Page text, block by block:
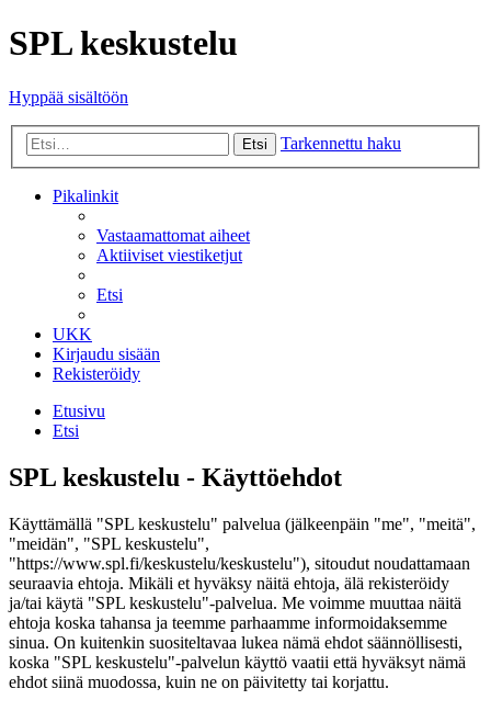
SPL keskustelu
Hyppää sisältöön
Etsi Tarkennettu haku
Pikalinkit
Vastaamattomat aiheet
Aktiiviset viestiketjut
Etsi
UKK
Kirjaudu sisään
Rekisteröidy
Etusivu
Etsi
SPL keskustelu - Käyttöehdot
Käyttämällä "SPL keskustelu" palvelua (jälkeenpäin "me", "meitä",
"meidän", "SPL keskustelu",
"https://www.spl.fi/keskustelu/keskustelu"), sitoudut noudattamaan
seuraavia ehtoja. Mikäli et hyväksy näitä ehtoja, älä rekisteröidy
ja/tai käytä "SPL keskustelu"-palvelua. Me voimme muuttaa näitä
ehtoja koska tahansa ja teemme parhaamme informoidaksemme
sinua. On kuitenkin suositeltavaa lukea nämä ehdot säännöllisesti,
koska "SPL keskustelu"-palvelun käyttö vaatii että hyväksyt nämä
ehdot siinä muodossa, kuin ne on päivitetty tai korjattu.